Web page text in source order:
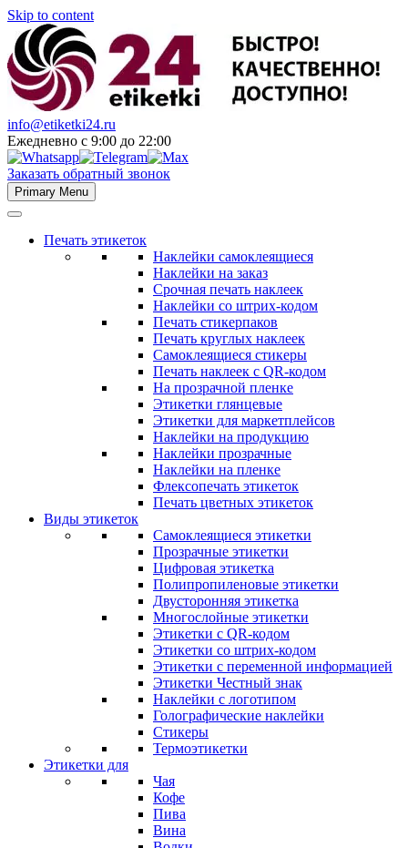
Skip to content
info@etiketki24.ru
Ежедневно с 9:00 до 22:00
Заказать обратный звонок
Primary Menu
Печать этикеток
Наклейки самоклеящиеся
Наклейки на заказ
Срочная печать наклеек
Наклейки со штрих-кодом
Печать стикерпаков
Печать круглых наклеек
Самоклеящиеся стикеры
Печать наклеек с QR-кодом
На прозрачной пленке
Этикетки глянцевые
Этикетки для маркетплейсов
Наклейки на продукцию
Наклейки прозрачные
Наклейки на пленке
Флексопечать этикеток
Печать цветных этикеток
Виды этикеток
Самоклеящиеся этикетки
Прозрачные этикетки
Цифровая этикетка
Полипропиленовые этикетки
Двусторонняя этикетка
Многослойные этикетки
Этикетки с QR-кодом
Этикетки со штрих-кодом
Этикетки с переменной информацией
Этикетки Честный знак
Наклейки с логотипом
Голографические наклейки
Стикеры
Термоэтикетки
Этикетки для
Чая
Кофе
Пива
Вина